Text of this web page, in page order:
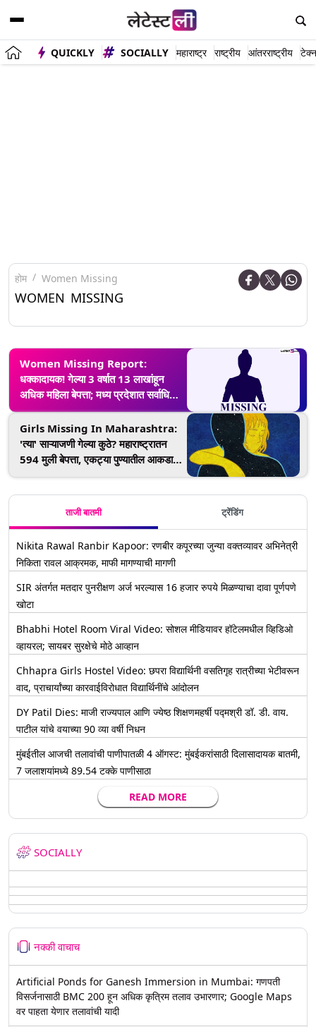
QUICKLY SOCIALLY महाराष्ट्र राष्ट्रीय आंतरराष्ट्रीय
होम Women Missing
WOMEN MISSING
Women Missing Report:
धक्कादायक! गेल्या 3 वर्षात 13 लाखांहून
अधिक महिला बेपत्ता; मध्य प्रदेशात सर्वाधिक
संख्या
Girls Missing In Maharashtra:
'त्या' साऱ्याजणी गेल्या कुठे? महाराष्ट्रातन
594 मुली बेपत्ता, एकट्या पुण्यातील आकडा
ताजी बातमी ट्रेंडिंग
Nikita Rawal Ranbir Kapoor: रणबीर कपूरच्या जुन्या वक्तव्यावर अभिनेत्री
निकिता रावल आक्रमक, माफी मागण्याची मागणी
SIR अंतर्गत मतदार पुनरीक्षण अर्ज भरल्यास 16 हजार रुपये मिळण्याचा दावा पूर्णपणे
खोटा
Bhabhi Hotel Room Viral Video: सोशल मीडियावर हॉटेलमधील व्हिडिओ
व्हायरल; सायबर सुरक्षेचे मोठे आव्हान
Chhapra Girls Hostel Video: छपरा विद्यार्थिनी वसतिगृह रात्रीच्या भेटीवरून
वाद, प्राचार्यांच्या कारवाईविरोधात विद्यार्थिनींचे आंदोलन
DY Patil Dies: माजी राज्यपाल आणि ज्येष्ठ शिक्षणमहर्षी पद्मश्री डॉ. डी. वाय.
पाटील यांचे वयाच्या 90 व्या वर्षी निधन
मुंबईतील आजची तलावांची पाणीपातळी 4 ऑगस्ट: मुंबईकरांसाठी दिलासादायक बातमी,
7 जलाशयांमध्ये 89.54 टक्के पाणीसाठा
READ MORE
SOCIALLY
नक्की वाचाच
Artificial Ponds for Ganesh Immersion in Mumbai: गणपती
विसर्जनासाठी BMC 200 हून अधिक कृत्रिम तलाव उभारणार; Google Maps
वर पाहता येणार तलावांची यादी